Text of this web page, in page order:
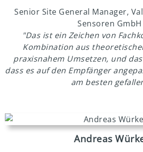
Senior Site General Manager,
Sensoren GmbH
"Das ist ein Zeichen von
Kombination aus
praxisnahem Umsetzen, und
dass es auf den Empfänger
am besten
Andreas